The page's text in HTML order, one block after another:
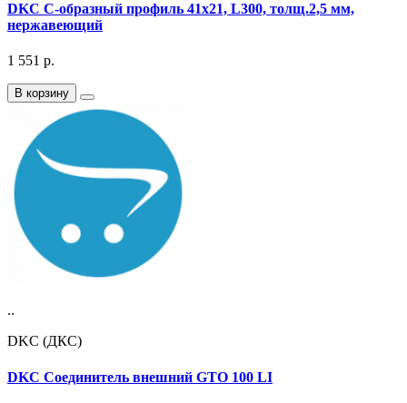
DKC С-образный профиль 41х21, L300, толщ.2,5 мм,
нержавеющий
1 551 р.
В корзину
..
DKC (ДКС)
DKC Соединитель внешний GTO 100 LI